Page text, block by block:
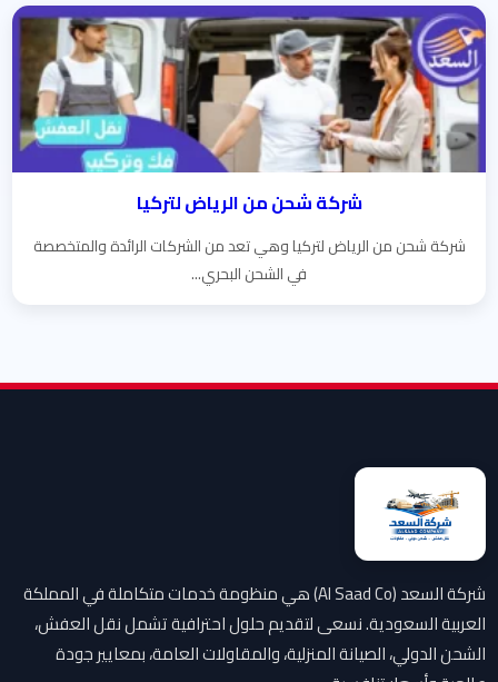
شركة شحن من الرياض لتركيا
شركة شحن من الرياض لتركيا وهي تعد من الشركات الرائدة والمتخصصة
في الشحن البحري...
شركة السعد (Al Saad Co) هي منظومة خدمات متكاملة في المملكة
العربية السعودية. نسعى لتقديم حلول احترافية تشمل نقل العفش،
الشحن الدولي، الصيانة المنزلية، والمقاولات العامة، بمعايير جودة